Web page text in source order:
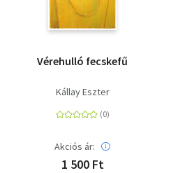
Vérehulló fecskefű
Kállay Eszter
Akciós ár:
1 500 Ft